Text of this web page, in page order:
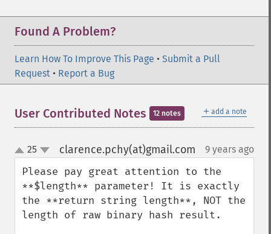
Found A Problem?
Learn How To Improve This Page • Submit a Pull
Request • Report a Bug
＋ add a note
User Contributed Notes 12 notes
up
down
25 clarence.pchy(at)gmail.com 9 years ago
Please pay great attention to the
**$length** parameter! It is exactly
the **return string length**, NOT the
length of raw binary hash result.